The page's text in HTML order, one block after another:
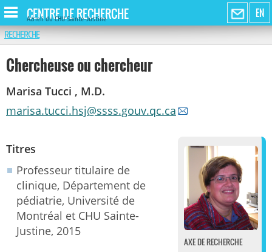
EN
CENTRE DE RECHERCHE
Azrieli du CHU Sainte-Justine
RECHERCHE
Chercheuse ou chercheur
Marisa Tucci , M.D.
marisa.tucci.hsj@ssss.gouv.qc.ca
AXE DE RECHERCHE
Titres
Professeur titulaire de
clinique, Département de
pédiatrie, Université de
Montréal et CHU Sainte-
Justine, 2015